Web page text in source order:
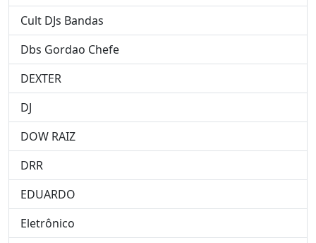
Cult DJs Bandas
Dbs Gordao Chefe
DEXTER
DJ
DOW RAIZ
DRR
EDUARDO
Eletrônico